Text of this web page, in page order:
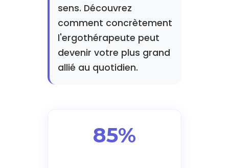
sens. Découvrez
comment concrètement
l'ergothérapeute peut
devenir votre plus grand
allié au quotidien.
85%